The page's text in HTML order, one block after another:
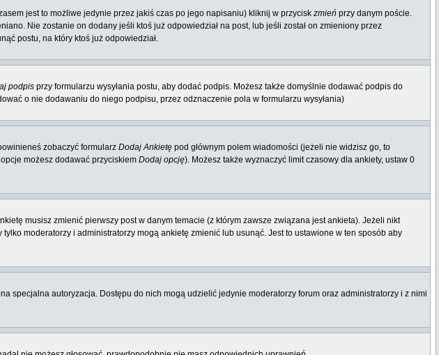
jest to możliwe jedynie przez jakiś czas po jego napisaniu) kliknij w przycisk zmień przy danym poście.
Nie zostanie on dodany jeśli ktoś już odpowiedział na post, lub jeśli został on zmieniony przez
postu, na który ktoś już odpowiedział.
podpis przy formularzu wysyłania postu, aby dodać podpis. Możesz także domyślnie dodawać podpis do
o nie dodawaniu do niego podpisu, przez odznaczenie pola w formularzu wysyłania)
zobaczyć formularz Dodaj Ankietę pod głównym polem wiadomości (jeżeli nie widzisz go, to
możesz dodawać przyciskiem Dodaj opcję). Możesz także wyznaczyć limit czasowy dla ankiety, ustaw 0
musisz zmienić pierwszy post w danym temacie (z którym zawsze związana jest ankieta). Jeżeli nikt
moderatorzy i administratorzy mogą ankietę zmienić lub usunąć. Jest to ustawione w ten sposób aby
specjalna autoryzacja. Dostępu do nich mogą udzielić jedynie moderatorzy forum oraz administratorzy i z nimi